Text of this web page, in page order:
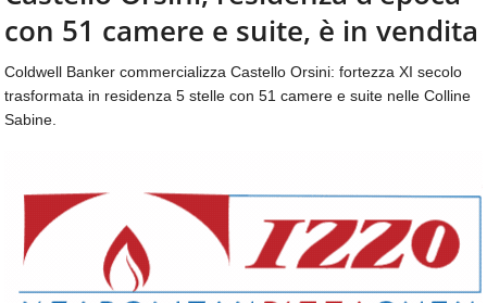
aggiornamenti
quotidiani
temi
come
ospitalità,
&
beverage,
catering
e
CONTATTI
con 51 camere e suite, è in vendita
Coldwell Banker commercializza Castello Orsini: fortezza XI secolo
trasformata in residenza 5 stelle con 51 camere e suite nelle Colline
Sabine.